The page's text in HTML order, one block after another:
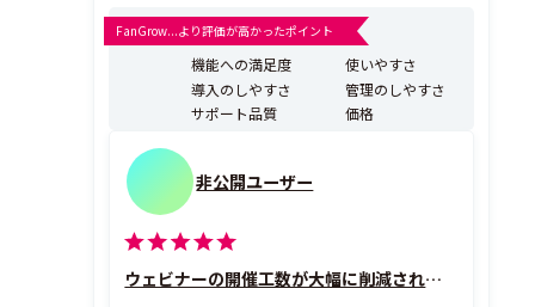
ビナーから数万人規模の大規模展示会まで、オンライン
開催・リアル開催・ハイブリッド開催に対応が可能で
FanGrow...より評価が高かったポイント
機能への満足度
使いやすさ
導入のしやすさ
管理のしやすさ
サポート品質
価格
非公開ユーザー
ウェビナーの開催工数が大幅に削減されました！